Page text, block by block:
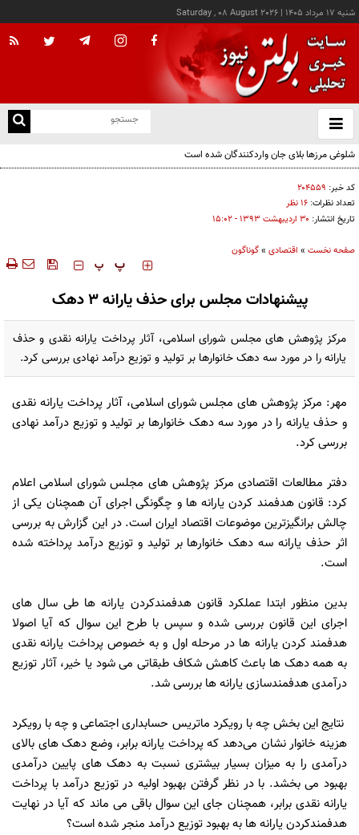
شنبه ۱۷ مرداد ۱۴۰۵ |
Saturday , 08 August 2026
باز
و
شلوغی مرزها بلای جان واردکنندگان شده است
کد خبر: ۲۰۴۵۵۹
تعداد نظرات: ۱۶ نظر
تاریخ انتشار: ۳۰ ارديبهشت ۱۳۹۳ - ۱۵:۰۲
صفحه نخست » اقتصادی »گوناگون
‍‍‍ پ پ
پیشنهادات مجلس برای حذف یارانه 3 دهک
مرکز پژوهش های مجلس شورای اسلامی، آثار پرداخت یارانه نقدی و حذف
یارانه را در مورد سه دهک خانوارها بر تولید و توزیع درآمد نهادی بررسی کرد.
مهر: مرکز پژوهش های مجلس شورای اسلامی، آثار پرداخت یارانه نقدی
و حذف یارانه را در مورد سه دهک خانوارها بر تولید و توزیع درآمد نهادی
بررسی کرد.
دفتر مطالعات اقتصادی مرکز پژوهش های مجلس شورای اسلامی اعلام
کرد: قانون هدفمند کردن یارانه ها و چگونگی اجرای آن همچنان یکی از
چالش برانگیزترین موضوعات اقتصاد ایران است. در این گزارش به بررسی
اثر حذف یارانه سه دهک خانوارها بر تولید و توزیع درآمد پرداخته شده
است.
بدین منظور ابتدا عملکرد قانون هدفمندکردن یارانه ها طی سال های
اجرای این قانون بررسی شده و سپس با طرح این سوال که آیا اصولا
هدفمند کردن یارانه ها در مرحله اول و به خصوص پرداخت یارانه نقدی
به همه دهک ها باعث کاهش شکاف طبقاتی می شود یا خیر، آثار توزیع
درآمدی هدفمندسازی یارانه ها بررسی شد.
نتایج این بخش چه با رویکرد ماتریس حسابداری اجتماعی و چه با رویکرد
هزینه خانوار نشان می‌دهد که پرداخت یارانه برابر، وضع دهک های بالای
درآمدی را به میزان بسیار بیشتری نسبت به دهک های پایین درآمدی
بهبود می بخشد. با در نظر گرفتن بهبود اولیه در توزیع درآمد با پرداخت
یارانه نقدی برابر، همچنان جای این سوال باقی می ماند که آیا در نهایت
هدفمندکردن یارانه ها به بهبود توزیع درآمد منجر شده است؟